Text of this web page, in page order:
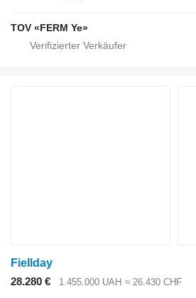
TOV «FERM Ye»
Fiellday
28.280 €
1.455.000 UAH ≈ 26.430 CHF